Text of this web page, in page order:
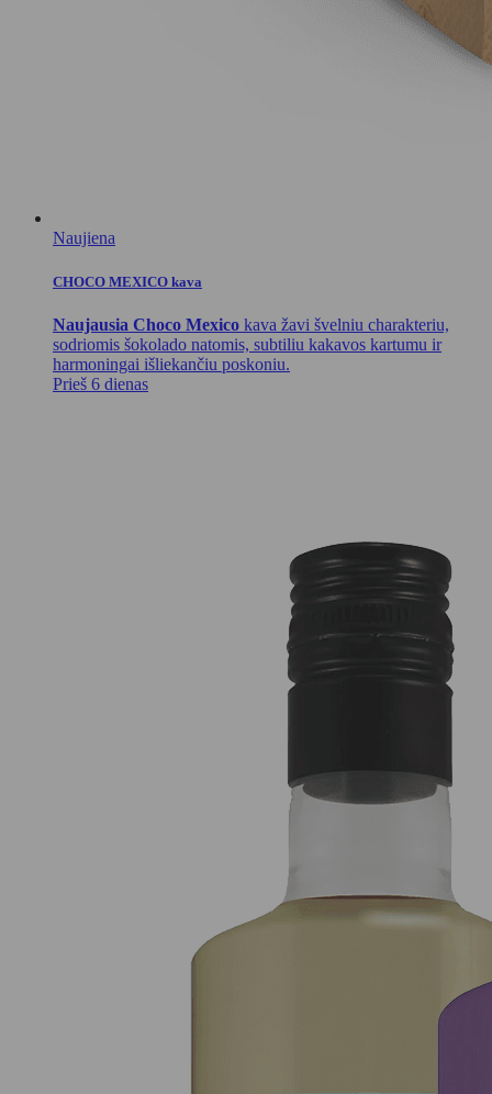
Naujiena
CHOCO MEXICO kava
Naujausia Choco Mexico kava žavi švelniu charakteriu,
sodriomis šokolado natomis, subtiliu kakavos kartumu ir
harmoningai išliekančiu poskoniu.
Prieš 6 dienas